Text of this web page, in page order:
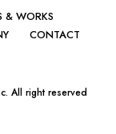
All right reserved
& WORKS
CONTACT